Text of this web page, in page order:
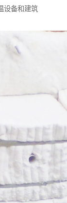
设备和建筑